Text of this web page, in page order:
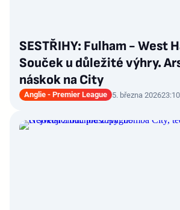
SESTŘIHY: Fulham - West
Souček u důležité výhry.
náskok na City
Anglie - Premier League 5. března 202623:10